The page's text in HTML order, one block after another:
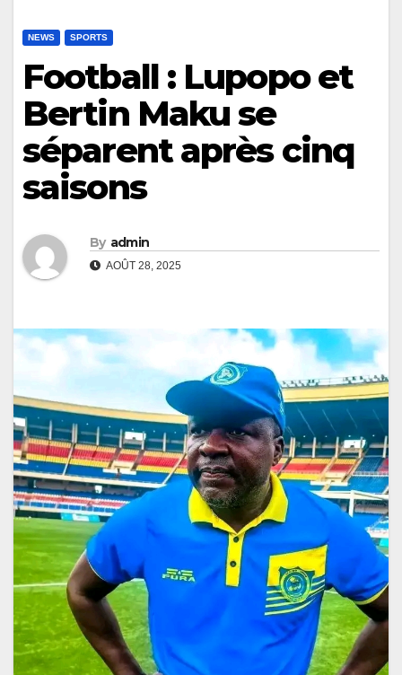
NEWS SPORTS
Football : Lupopo et
Bertin Maku se
séparent après cinq
saisons
By admin
AOÛT 28, 2025